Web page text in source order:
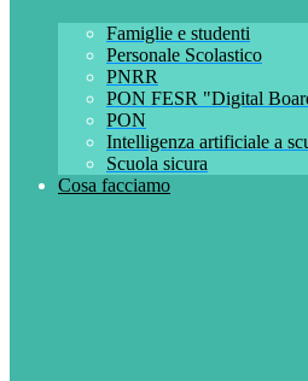
Famiglie e studenti
Personale Scolastico
PNRR
PON FESR "Digital
PON
Intelligenza artificiale a
Scuola sicura
Cosa facciamo